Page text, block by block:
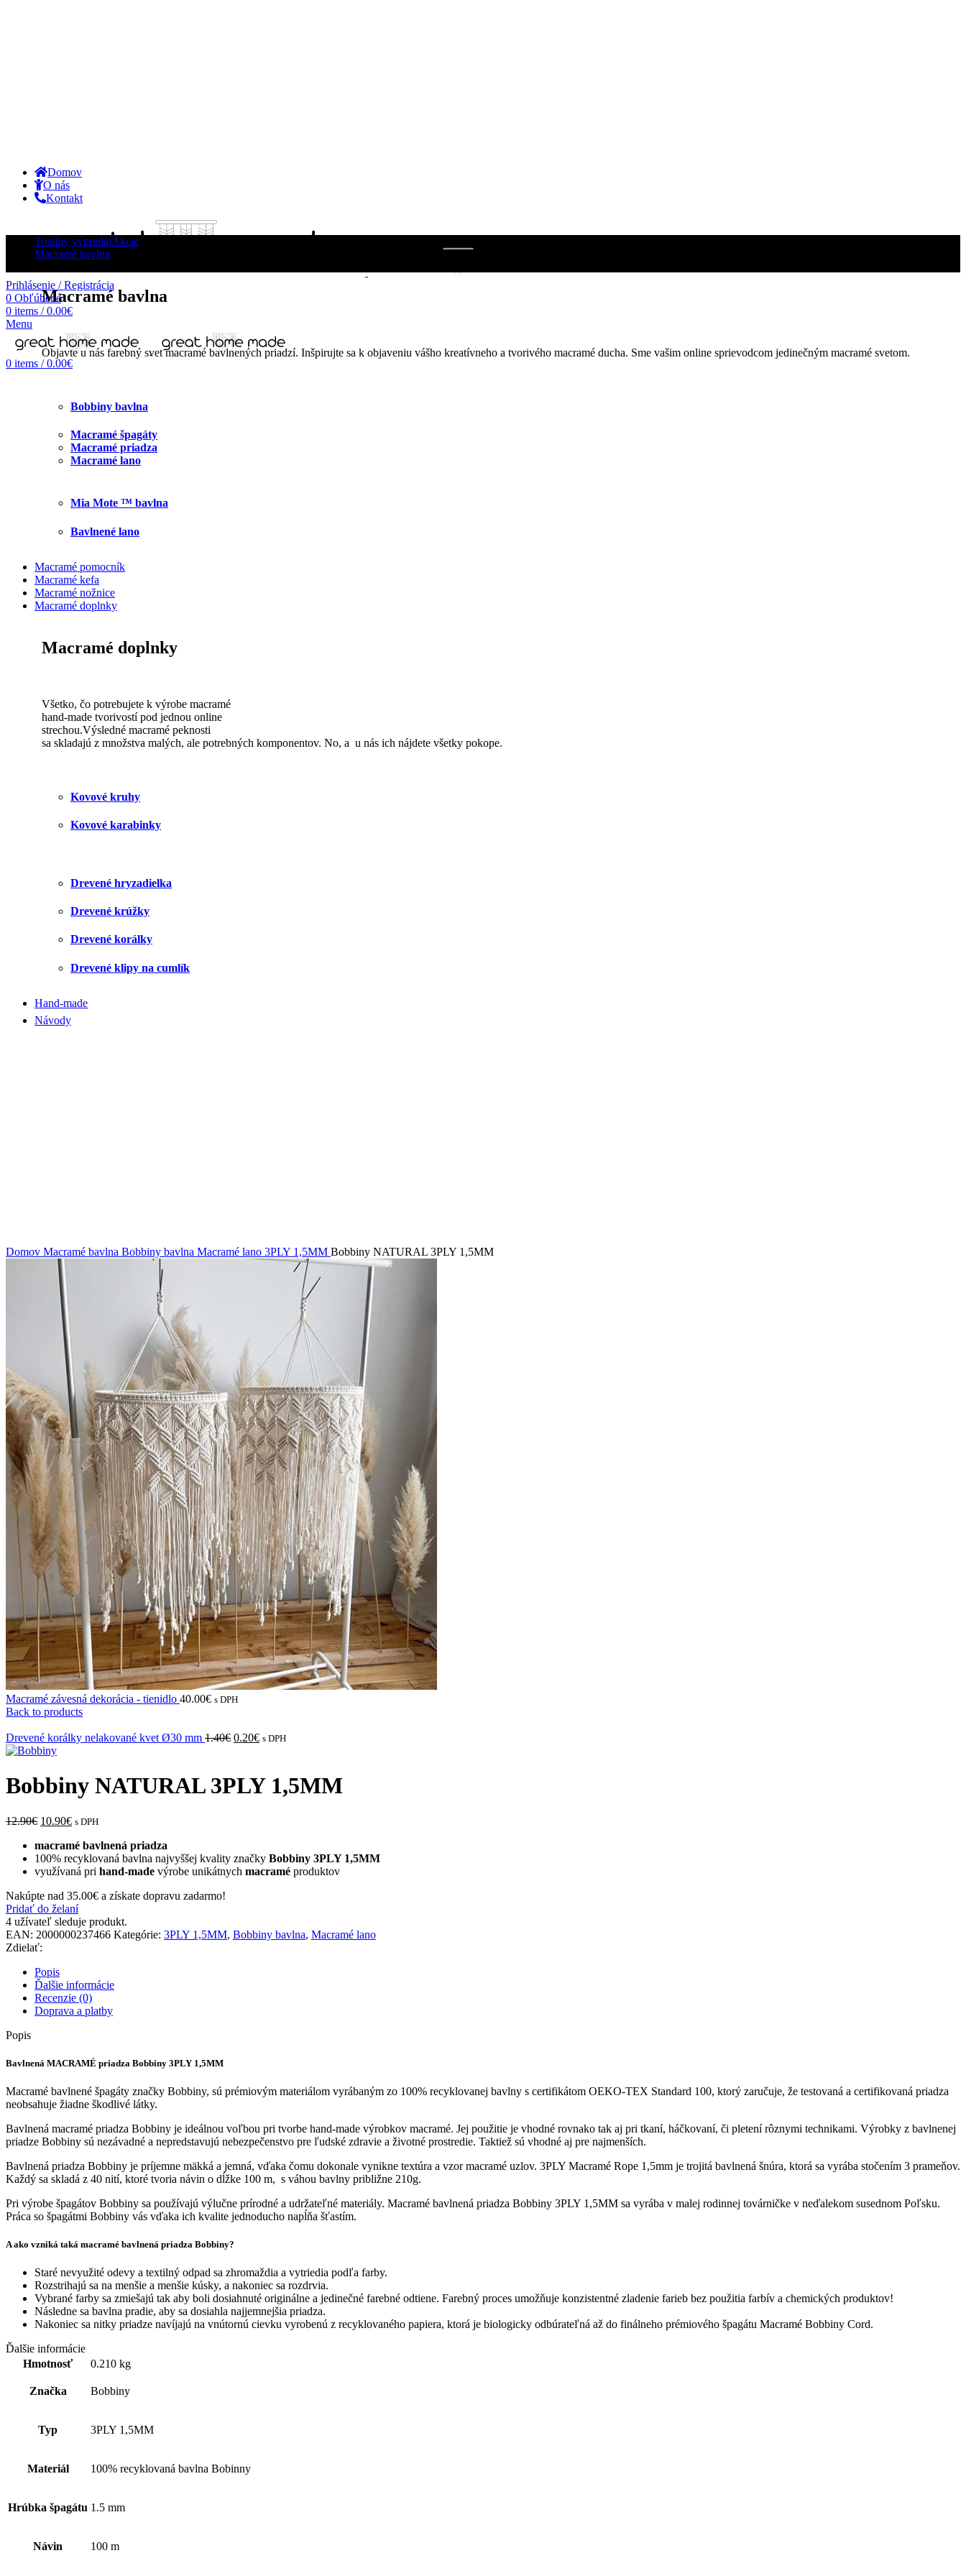
Domov
O nás
Kontakt
Prihlásenie / Registrácia
0 Obľúbené
0 items / 0.00€
Menu
0 items / 0.00€
Totálny výpredajAkcie
Macramé bavlna
Macramé bavlna
Objavte u nás farebný svet macramé bavlnených priadzí. Inšpirujte sa k objaveniu vášho kreatívneho a tvorivého macramé ducha. Sme vašim online sprievodcom jedinečným macramé svetom.
Bobbiny bavlna
Macramé špagáty
Macramé priadza
Macramé lano
Mia Mote ™ bavlna
Bavlnené lano
Macramé pomocník
Macramé kefa
Macramé nožnice
Macramé doplnky
Macramé doplnky
Všetko, čo potrebujete k výrobe macramé
hand-made tvorivostí pod jednou online
strechou.Výsledné macramé peknosti
sa skladajú z množstva malých, ale potrebných komponentov. No, a u nás ich nájdete všetky pokope.
Kovové kruhy
Kovové karabinky
Drevené hryzadielka
Drevené krúžky
Drevené korálky
Drevené klipy na cumlík
Hand-made
Návody
-16%
Domov Macramé bavlna Bobbiny bavlna Macramé lano 3PLY 1,5MM Bobbiny NATURAL 3PLY 1,5MM
Macramé závesná dekorácia - tienidlo 40.00€ s DPH
Back to products
Drevené korálky nelakované kvet Ø30 mm 1.40€ 0.20€ s DPH
Bobbiny NATURAL 3PLY 1,5MM
12.90€ 10.90€ s DPH
macramé bavlnená priadza
100% recyklovaná bavlna najvyššej kvality značky Bobbiny 3PLY 1,5MM
využívaná pri hand-made výrobe unikátnych macramé produktov
Nakúpte nad 35.00€ a získate dopravu zadarmo!
Pridať do želaní
4 užívateľ sleduje produkt.
EAN: 2000000237466 Kategórie: 3PLY 1,5MM, Bobbiny bavlna, Macramé lano
Zdielať:
Popis
Ďalšie informácie
Recenzie (0)
Doprava a platby
Popis
Bavlnená MACRAMÉ priadza Bobbiny 3PLY 1,5MM
Macramé bavlnené špagáty značky Bobbiny, sú prémiovým materiálom vyrábaným zo 100% recyklovanej bavlny s certifikátom OEKO-TEX Standard 100, ktorý zaručuje, že testovaná a certifikovaná priadza
neobsahuje žiadne škodlivé látky.
Bavlnená macramé priadza Bobbiny je ideálnou voľbou pri tvorbe hand-made výrobkov macramé. Jej použitie je vhodné rovnako tak aj pri tkaní, háčkovaní, či pletení rôznymi technikami. Výrobky z bavlnenej
priadze Bobbiny sú nezávadné a nepredstavujú nebezpečenstvo pre ľudské zdravie a životné prostredie. Taktiež sú vhodné aj pre najmenších.
Bavlnená priadza Bobbiny je príjemne mäkká a jemná, vďaka čomu dokonale vynikne textúra a vzor macramé uzlov. 3PLY Macramé Rope 1,5mm je trojitá bavlnená šnúra, ktorá sa vyrába stočením 3 prameňov.
Každý sa skladá z 40 nití, ktoré tvoria návin o dĺžke 100 m, s váhou bavlny približne 210g.
Pri výrobe špagátov Bobbiny sa používajú výlučne prírodné a udržateľné materiály. Macramé bavlnená priadza Bobbiny 3PLY 1,5MM sa vyrába v malej rodinnej továrničke v neďalekom susednom Poľsku.
Práca so špagátmi Bobbiny vás vďaka ich kvalite jednoducho napĺňa šťastím.
A ako vzniká taká macramé bavlnená priadza Bobbiny?
Staré nevyužité odevy a textilný odpad sa zhromaždia a vytriedia podľa farby.
Rozstrihajú sa na menšie a menšie kúsky, a nakoniec sa rozdrvia.
Vybrané farby sa zmiešajú tak aby boli dosiahnuté originálne a jedinečné farebné odtiene. Farebný proces umožňuje konzistentné zladenie farieb bez použitia farbív a chemických produktov!
Následne sa bavlna pradie, aby sa dosiahla najjemnejšia priadza.
Nakoniec sa nitky priadze navíjajú na vnútornú cievku vyrobenú z recyklovaného papiera, ktorá je biologicky odbúrateľná až do finálneho prémiového špagátu Macramé Bobbiny Cord.
Ďalšie informácie
Hmotnosť
0.210 kg
Značka Bobbiny
Typ 3PLY 1,5MM
Materiál 100% recyklovaná bavlna Bobinny
Hrúbka špagátu 1.5 mm
Návin 100 m